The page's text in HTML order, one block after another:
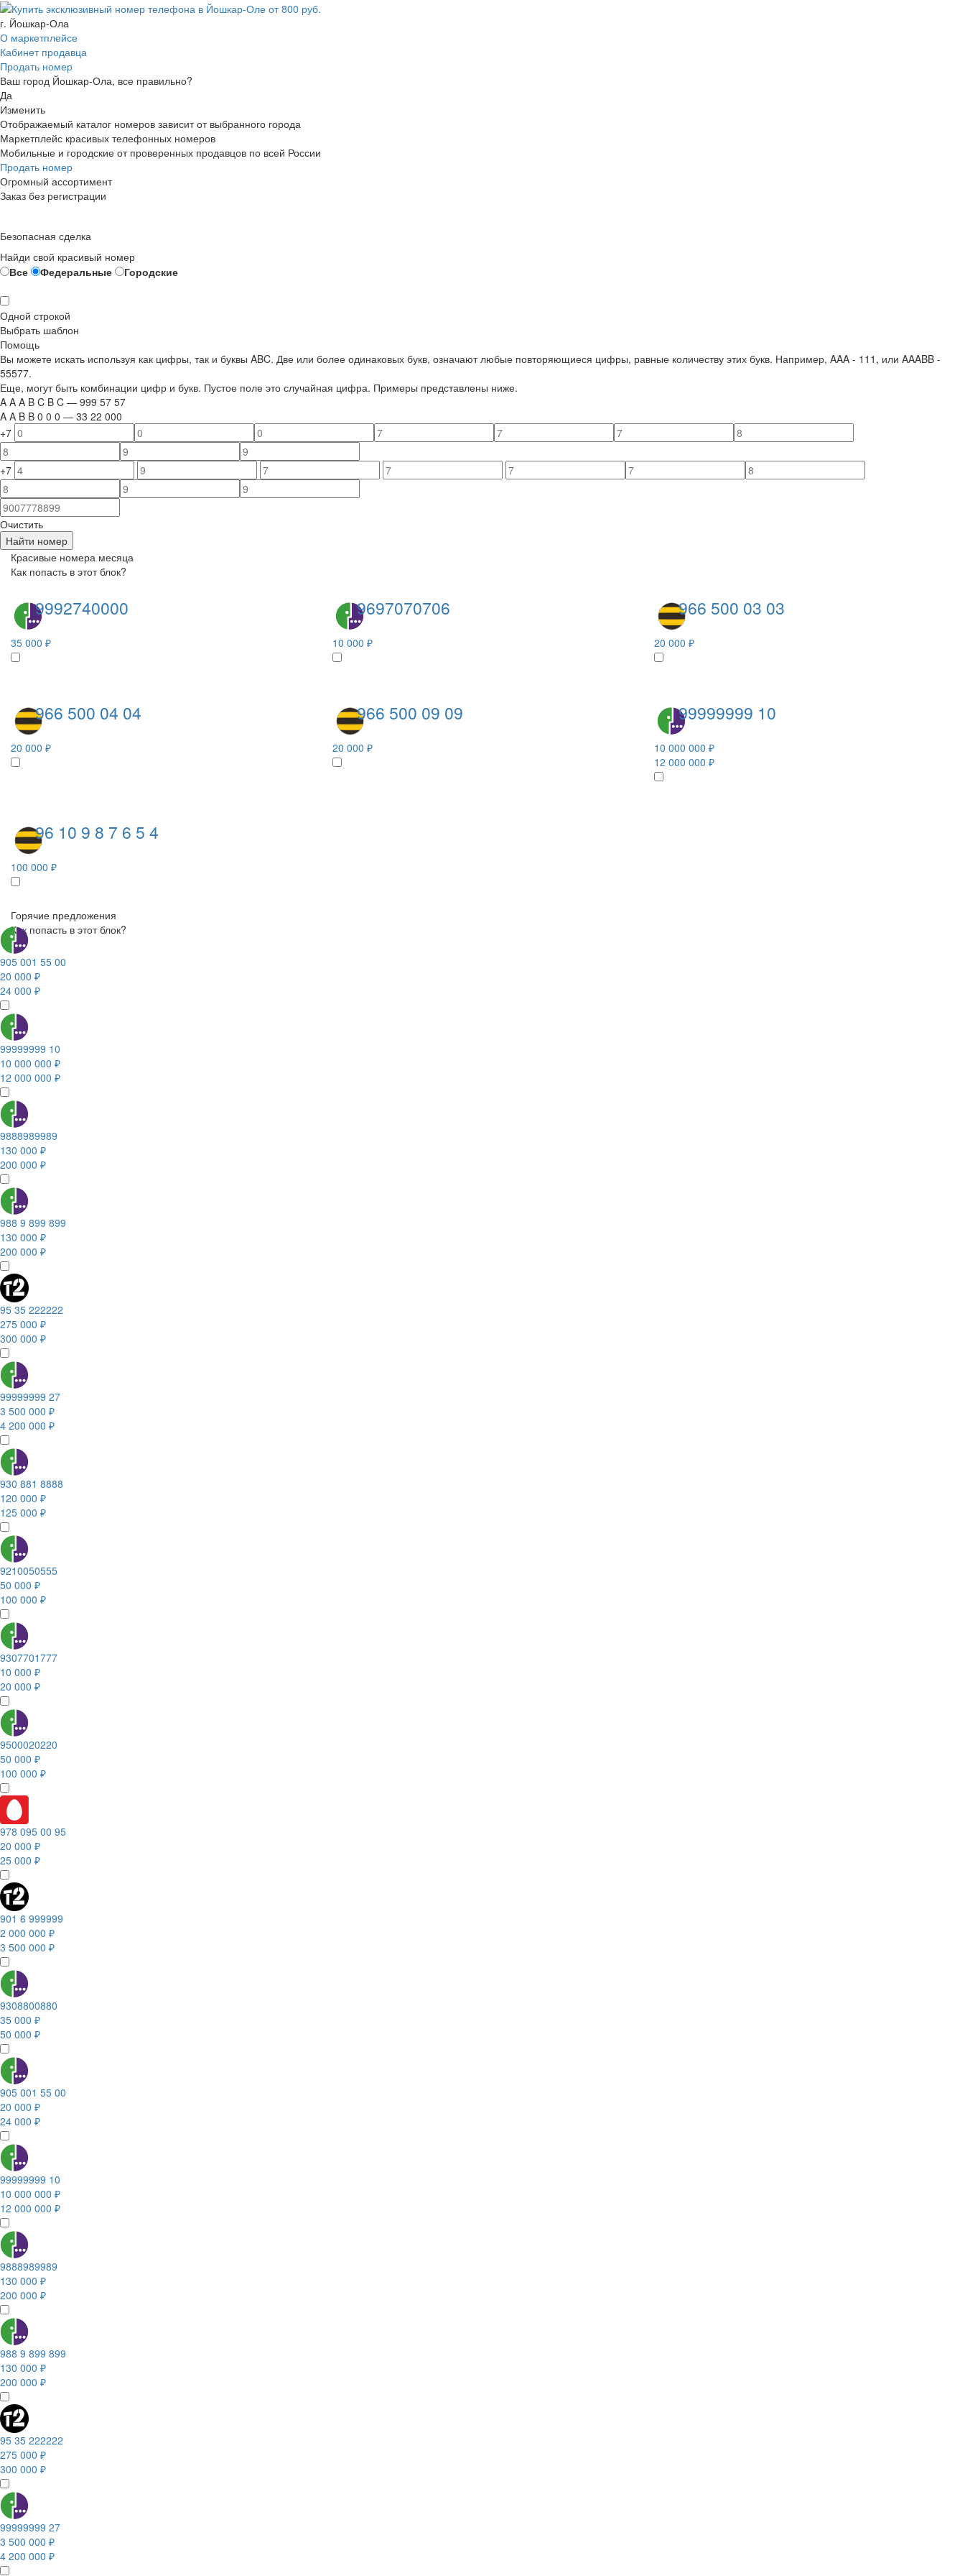
г. Йошкар-Ола
О маркетплейсе
Кабинет продавца
Продать номер
Ваш город Йошкар-Ола, все правильно?
Да
Изменить
Отображаемый каталог номеров зависит от выбранного города
Маркетплейс красивых телефонных номеров
Мобильные и городские от проверенных продавцов по всей России
Продать номер
Огромный ассортимент
Заказ без регистрации
Безопасная сделка
Найди свой красивый номер
Все
Федеральные Городские
Одной строкой
Выбрать шаблон
Помощь
Вы можете искать используя как цифры, так и буквы ABC. Две или более одинаковых букв, означают любые повторяющиеся цифры, равные количеству этих букв. Например, AAA - 111 , или AAABB -
55577.
Еще, могут быть комбинации цифр и букв. Пустое поле это случайная цифра. Примеры представлены ниже.
A A A B C B C — 999 57 57
A A B B 0 0 0 — 33 22 000
+7
+7
Очистить
Найти номер
Красивые номера месяца
Как попасть в этот блок?
9992740000
35 000 ₽
9697070706
10 000 ₽
966 500 03 03
20 000 ₽
966 500 04 04
20 000 ₽
966 500 09 09
20 000 ₽
99999999 10
10 000 000 ₽
12 000 000 ₽
96 10 9 8 7 6 5 4
100 000 ₽
Горячие предложения
Как попасть в этот блок?
905 001 55 00
20 000 ₽
24 000 ₽
99999999 10
10 000 000 ₽
12 000 000 ₽
9888989989
130 000 ₽
200 000 ₽
988 9 899 899
130 000 ₽
200 000 ₽
95 35 222222
275 000 ₽
300 000 ₽
99999999 27
3 500 000 ₽
4 200 000 ₽
930 881 8888
120 000 ₽
125 000 ₽
9210050555
50 000 ₽
100 000 ₽
9307701777
10 000 ₽
20 000 ₽
9500020220
50 000 ₽
100 000 ₽
978 095 00 95
20 000 ₽
25 000 ₽
901 6 999999
2 000 000 ₽
3 500 000 ₽
9308800880
35 000 ₽
50 000 ₽
905 001 55 00
20 000 ₽
24 000 ₽
99999999 10
10 000 000 ₽
12 000 000 ₽
9888989989
130 000 ₽
200 000 ₽
988 9 899 899
130 000 ₽
200 000 ₽
95 35 222222
275 000 ₽
300 000 ₽
99999999 27
3 500 000 ₽
4 200 000 ₽